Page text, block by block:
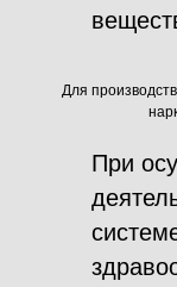
Для
При